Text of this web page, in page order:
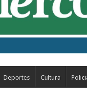
Deportes Cultura